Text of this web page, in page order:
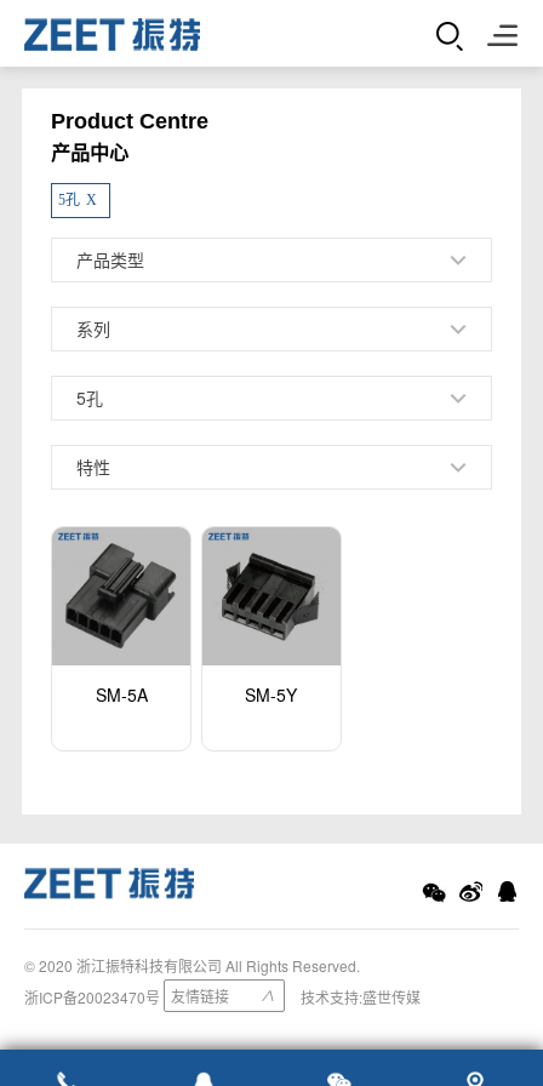
Product Centre
产品中心
5孔 X
产品类型
系列
5孔
特性
SM-5A SM-5Y
© 2020 浙江振特科技有限公司 All Rights Reserved.
浙ICP备20023470号
友情链接 ∨ 技术支持:盛世传媒